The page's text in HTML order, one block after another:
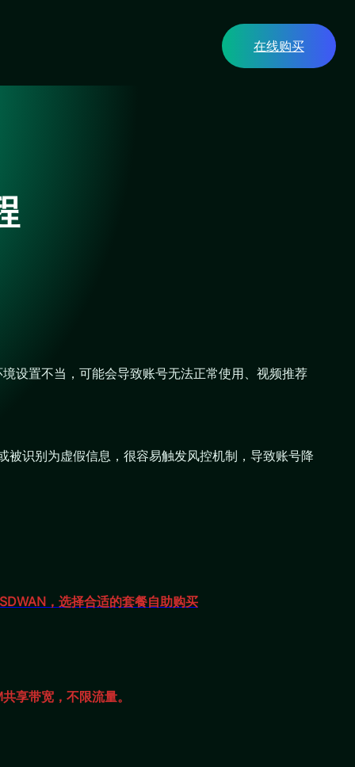
在线购买
设置不当，可能会导致账号无法正常使用、视频推荐
识别为虚假信息，很容易触发风控机制，导致账号降
，选择合适的套餐自助购买
享带宽，不限流量。